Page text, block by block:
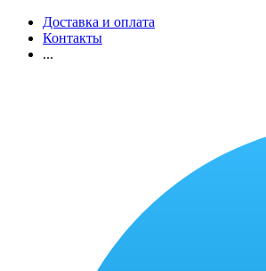
Доставка и оплата
Контакты
...